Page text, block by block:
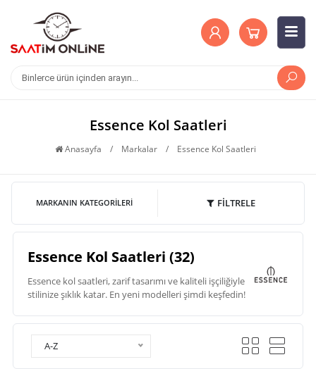
Essence Kol Saatleri
Anasayfa / Markalar / Essence Kol Saatleri
MARKANIN KATEGORILERI FİLTRELE
Essence Kol Saatleri (32)
Essence kol saatleri, zarif tasarımı ve kaliteli işçiliğiyle
stilinize şıklık katar. En yeni modelleri şimdi keşfedin!
A-Z